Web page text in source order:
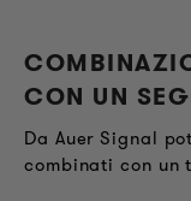
CON UN
Da Auer Signal
combinati con un